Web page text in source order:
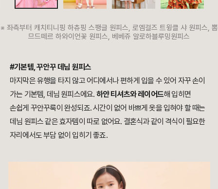
※ 좌측부터 캐치티니핑 하츄핑 스팽글 원피스, 로엠걸즈 트윙클 샤 원피스, 뽐
므드떼르 하와이언꽃 원피스, 베베쥬 알로하블루밍원피스
#기본템, 꾸안꾸 데님 원피스
마지막은 유행을 타지 않고 어디에서나 편하게 입을 수 있어 자꾸 손이
가는 기본템, 데님 원피스에요. 하얀 티셔츠와 레이어드해 입히면
손쉽게 꾸안꾸룩이 완성되죠. 시간이 없어 바쁘게 옷을 입혀야 할 때는
데님 원피스 같은 효자템이 따로 없어요. 결혼식과 같이 격식이 필요한
자리에서도 부담 없이 입히기 좋죠.